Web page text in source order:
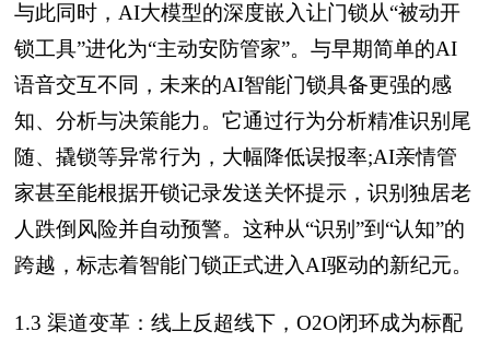
与此同时，AI大模型的深度嵌入让门锁从“被动开
锁工具”进化为“主动安防管家”。与早期简单的AI
语音交互不同，未来的AI智能门锁具备更强的感
知、分析与决策能力。它通过行为分析精准识别尾
随、撬锁等异常行为，大幅降低误报率;AI亲情管
家甚至能根据开锁记录发送关怀提示，识别独居老
人跌倒风险并自动预警。这种从“识别”到“认知”的
跨越，标志着智能门锁正式进入AI驱动的新纪元。
1.3 渠道变革：线上反超线下，O2O闭环成为标配